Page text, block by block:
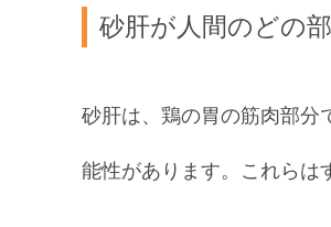
砂肝が人間のどの
砂肝は、鶏の胃の筋肉部分
能性があります。これらは